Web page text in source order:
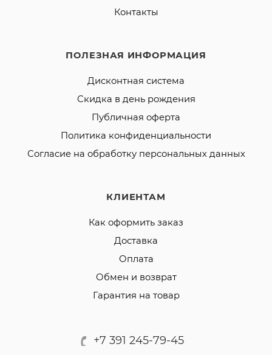
Контакты
ПОЛЕЗНАЯ ИНФОРМАЦИЯ
Дисконтная система
Скидка в день рождения
Публичная оферта
Политика конфиденциальности
Согласие на обработку персональных данных
КЛИЕНТАМ
Как оформить заказ
Доставка
Оплата
Обмен и возврат
Гарантия на товар
+7 391 245-79-45